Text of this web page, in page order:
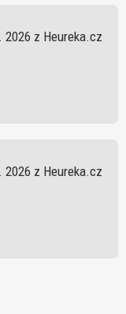
2026 z Heureka.cz
2026 z Heureka.cz